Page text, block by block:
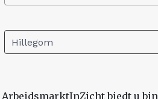
Hillegom
ArbeidsmarktInZicht biedt u